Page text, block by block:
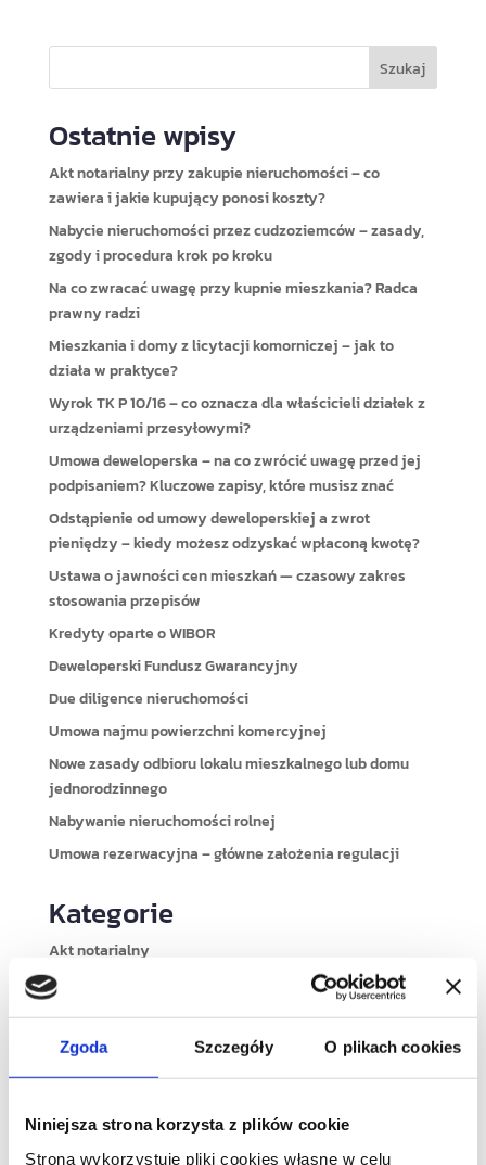
Zgoda Szczegóły O plikach cookies
Niniejsza strona korzysta z plików cookie
Strona wykorzystuje pliki cookies własne w celu
Szukaj
Ostatnie wpisy
Akt notarialny przy zakupie nieruchomości – co
zawiera i jakie kupujący ponosi koszty?
Nabycie nieruchomości przez cudzoziemców – zasady,
zgody i procedura krok po kroku
Na co zwracać uwagę przy kupnie mieszkania? Radca
prawny radzi
Mieszkania i domy z licytacji komorniczej – jak to
działa w praktyce?
Wyrok TK P 10/16 – co oznacza dla właścicieli działek z
urządzeniami przesyłowymi?
Umowa deweloperska – na co zwrócić uwagę przed jej
podpisaniem? Kluczowe zapisy, które musisz znać
Odstąpienie od umowy deweloperskiej a zwrot
pieniędzy – kiedy możesz odzyskać wpłaconą kwotę?
Ustawa o jawności cen mieszkań — czasowy zakres
stosowania przepisów
Kredyty oparte o WIBOR
Deweloperski Fundusz Gwarancyjny
Due diligence nieruchomości
Umowa najmu powierzchni komercyjnej
Nowe zasady odbioru lokalu mieszkalnego lub domu
jednorodzinnego
Nabywanie nieruchomości rolnej
Umowa rezerwacyjna – główne założenia regulacji
Kategorie
Akt notarialny
bez kategorii
budownictwo
deweloper
Due diligence nieruchomości
kredyt hipoteczny